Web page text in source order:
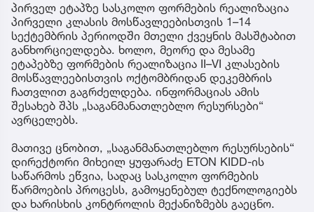
პირველ ეტაპზე სასკოლო ფორმების რეალიზაცია
პირველი კლასის მოსწავლეებისთვის 1–14
სექტემბრის პერიოდში მთელი ქვეყნის მასშტაბით
განხორციელდება. ხოლო, მეორე და მესამე
ეტაპებზე ფორმების რეალიზაცია II–VI კლასების
მოსწავლეებისთვის ოქტომბრიდან დეკემბრის
ჩათვლით გაგრძელდება. ინფორმაციას ამის
შესახებ შპს „საგანმანათლებლო რესურსები“
ავრცელებს.
მათივე ცნობით, „საგანმანათლებლო რესურსების“
დირექტორი მიხეილ ყუფარაძე ETON KIDD-ის
საწარმოს ეწვია, სადაც სასკოლო ფორმების
წარმოების პროცესს, გამოყენებულ ტექნოლოგიებს
და ხარისხის კონტროლის მექანიზმებს გაეცნო.